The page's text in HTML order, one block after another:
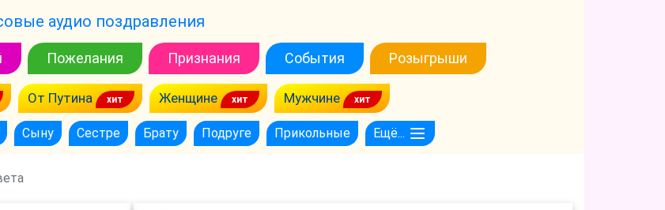
аудио поздравления
Пожелания Признания События Розыгрыши
От Путина Женщине Мужчине
Сыну Сестре Брату Подруге Прикольные Ещё...